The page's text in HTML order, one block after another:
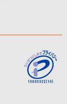
徒
徒